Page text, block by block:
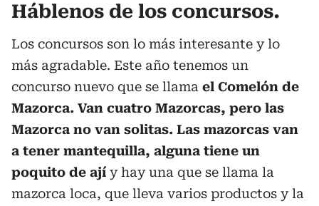
Háblenos de los concursos.
Los concursos son lo más interesante y lo
más agradable. Este año tenemos un
concurso nuevo que se llama el Comelón de
Mazorca. Van cuatro Mazorcas, pero las
Mazorca no van solitas. Las mazorcas van
a tener mantequilla, alguna tiene un
poquito de ají y hay una que se llama la
mazorca loca, que lleva varios productos y la